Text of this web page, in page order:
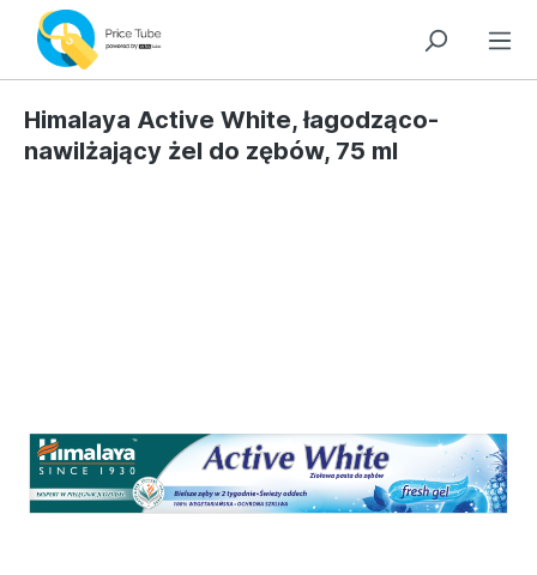
Himalaya Active White, łagodząco-
nawilżający żel do zębów, 75 ml